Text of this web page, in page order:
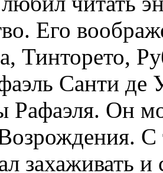
Его
Тинторето,
Санти де
Рафаэля. Он
захаживать